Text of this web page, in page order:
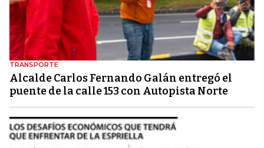
TRANSPORTE
Alcalde Carlos Fernando Galán entregó el
puente de la calle 153 con Autopista Norte